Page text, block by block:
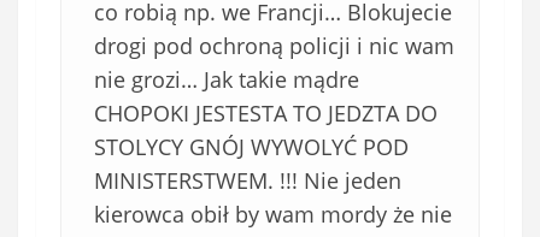
co robią np. we Francji… Blokujecie
drogi pod ochroną policji i nic wam
nie grozi… Jak takie mądre
CHOPOKI JESTESTA TO JEDZTA DO
STOLYCY GNÓJ WYWOLYĆ POD
MINISTERSTWEM. !!! Nie jeden
kierowca obił by wam mordy że nie